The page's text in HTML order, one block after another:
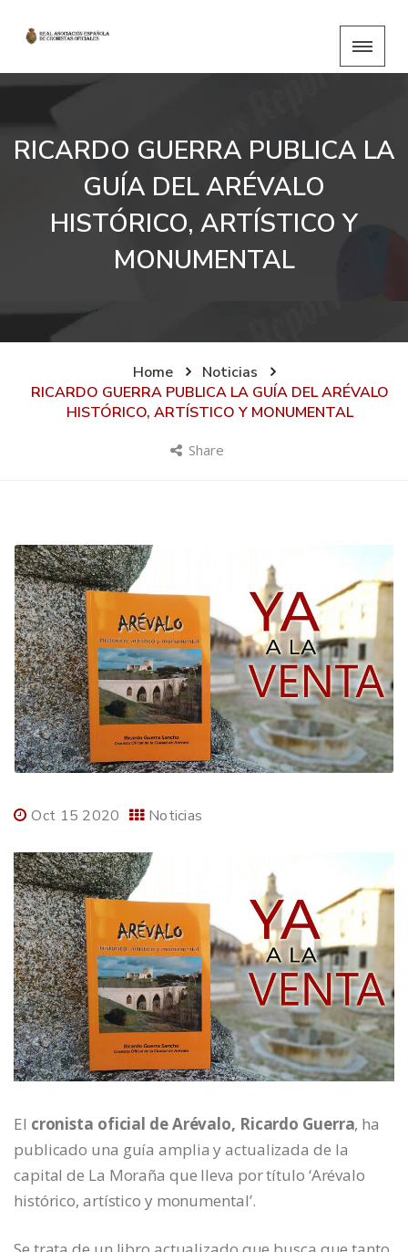
RICARDO GUERRA PUBLICA LA
GUÍA DEL ARÉVALO
HISTÓRICO, ARTÍSTICO Y
MONUMENTAL
Home
Noticias
RICARDO GUERRA PUBLICA LA GUÍA DEL ARÉVALO
HISTÓRICO, ARTÍSTICO Y MONUMENTAL
Share
Oct 15 2020 Noticias
El cronista oficial de Arévalo, Ricardo Guerra, ha
publicado una guía amplia y actualizada de la
capital de La Moraña que lleva por título ‘Arévalo
histórico, artístico y monumental’.